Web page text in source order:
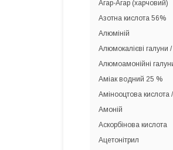
Агар-Агар (харчовий)
Азотна кислота 56%
Алюміній
Алюмокалієві галуни /
Алюмоамонійні
Аміак водний 25 %
Амінооцтова кислота /
Амоній
Аскорбінова кислота
Ацетонітрил